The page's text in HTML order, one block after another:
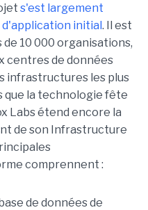
s'est largement
d'application initial. Il est
de 10 000 organisations,
centres de données
infrastructures les plus
que la technologie fête
Labs étend encore la
de son Infrastructure
comprennent :
de données de